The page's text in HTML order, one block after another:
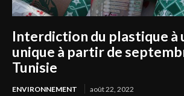
Interdiction du plastique à
unique à partir de
Tunisie
ENVIRONNEMENT août 22, 2022